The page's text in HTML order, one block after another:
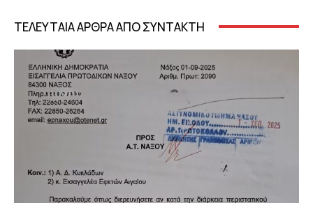
ΤΕΛΕΥΤΑΙΑ ΑΡΘΡΑ ΑΠΟ ΣΥΝΤΑΚΤΗ